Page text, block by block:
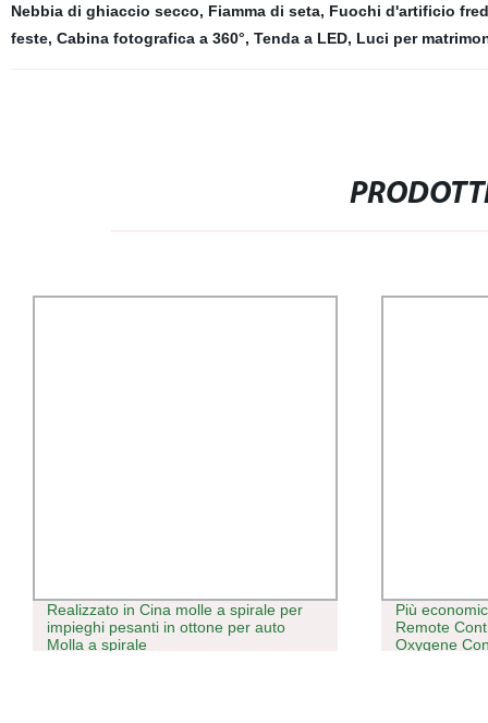
Nebbia di ghiaccio secco, Fiamma di seta, Fuochi d'artificio
feste, Cabina fotografica a 360°, Tenda a LED, Luci per
Realizzato in Cina molle a spirale per
impieghi pesanti in ottone per auto
Molla a spirale
Più
Remote
Oxygene